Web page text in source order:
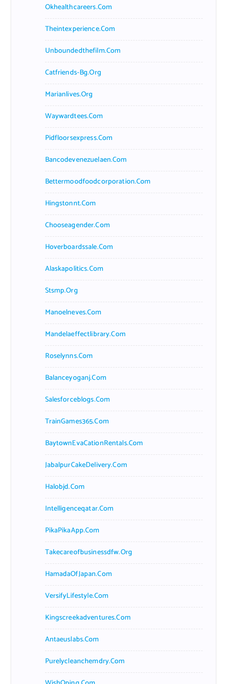
Okhealthcareers.com
Theintexperience.com
Unboundedthefilm.com
Catfriends-Bg.org
Marianlives.org
Waywardtees.com
Pidfloorsexpress.com
Bancodevenezuelaen.com
Bettermoodfoodcorporation.com
Hingstonnt.com
Chooseagender.com
Hoverboardssale.com
Alaskapolitics.com
Stsmp.org
Manoelneves.com
Mandelaeffectlibrary.com
Roselynns.com
Balanceyoganj.com
Salesforceblogs.com
TrainGames365.com
BaytownEvaCationRentals.com
JabalpurCakeDelivery.com
Halobjd.com
Intelligenceqatar.com
PikaPikaApp.com
Takecareofbusinessdfw.org
HamadaOfJapan.com
VersifyLifestyle.com
Kingscreekadventures.com
Antaeuslabs.com
Purelycleanchemdry.com